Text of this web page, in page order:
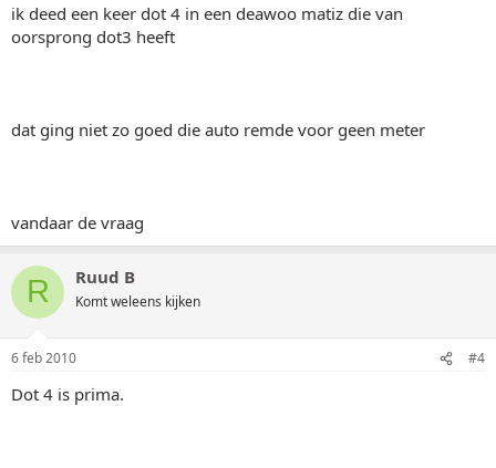
ik deed een keer dot 4 in een deawoo matiz die van
oorsprong dot3 heeft
dat ging niet zo goed die auto remde voor geen meter
vandaar de vraag
R Ruud B
Komt weleens kijken
6 feb 2010 #4
Dot 4 is prima.